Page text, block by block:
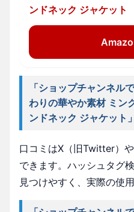
ンドネック ジャケット
「ショップチャンネ
わりの華やか素材 ミン
ンドネック ジャケット
口コミはX（旧Twitter）
できます。ハッシュタグ
見つけやすく、実際の使